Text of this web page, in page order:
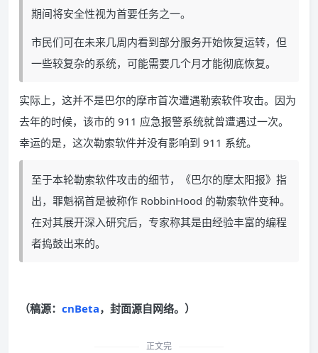
期间将安全性视为首要任务之一。
市民们可在未来几周内看到部分服务开始恢复运转，但
一些较复杂的系统，可能需要几个月才能彻底恢复。
实际上，这并不是巴尔的摩市首次遭遇勒索软件攻击。因为
去年的时候，该市的 911 应急报警系统就曾遭遇过一次。
幸运的是，这次勒索软件并没有影响到 911 系统。
至于本轮勒索软件攻击的细节，《巴尔的摩太阳报》指
出，罪魁祸首是被称作 RobbinHood 的勒索软件变种。
在对其展开深入研究后，专家称其是由经验丰富的编程
者捣鼓出来的。
（稿源： cnBeta，封面源自网络。）
正文完